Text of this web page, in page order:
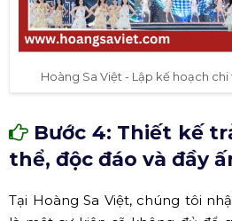
Hoàng Sa Việt - Lập kế hoạch
Bước 4: Thiết kế
thể, độc đáo và đầy
Tại Hoàng Sa Việt, chúng tôi